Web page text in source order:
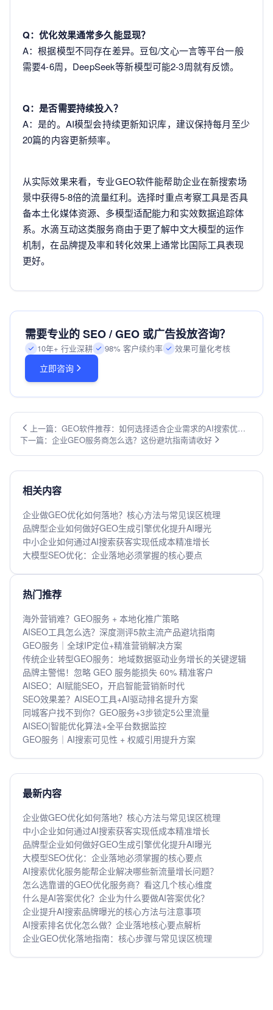
Q：优化效果通常多久能显现？
A：根据模型不同存在差异。豆包/文心一言等平台一般
需要4-6周，DeepSeek等新模型可能2-3周就有反馈。
Q：是否需要持续投入？
A：是的。AI模型会持续更新知识库，建议保持每月至少
20篇的内容更新频率。
从实际效果来看，专业GEO软件能帮助企业在新搜索场
景中获得5-8倍的流量红利。选择时重点考察工具是否具
备本土化媒体资源、多模型适配能力和实效数据追踪体
系。水滴互动这类服务商由于更了解中文大模型的运作
机制，在品牌提及率和转化效果上通常比国际工具表现
更好。
需要专业的 SEO / GEO 或广告投放咨询？
10年+ 行业深耕 98% 客户续约率 效果可量化考核
立即咨询
上一篇：GEO软件推荐：如何选择适合企业需求的AI搜索优化
工具
下一篇：企业GEO服务商怎么选？这份避坑指南请收好
相关内容
企业做GEO优化如何落地？核心方法与常见误区梳理
品牌型企业如何做好GEO生成引擎优化提升AI曝光
中小企业如何通过AI搜索获客实现低成本精准增长
大模型SEO优化：企业落地必须掌握的核心要点
热门推荐
海外营销难？GEO服务 + 本地化推广策略
AISEO工具怎么选？深度测评5款主流产品避坑指南
GEO服务｜全球IP定位+精准营销解决方案
传统企业转型GEO服务：地域数据驱动业务增长的关键逻辑
品牌主警惕！忽略 GEO 服务能损失 60% 精准客户
AISEO：AI赋能SEO，开启智能营销新时代
SEO效果差？AISEO工具+AI驱动排名提升方案
同城客户找不到你？GEO服务+3步锁定5公里流量
AISEO|智能优化算法+全平台数据监控
GEO服务｜AI搜索可见性 + 权威引用提升方案
最新内容
企业做GEO优化如何落地？核心方法与常见误区梳理
中小企业如何通过AI搜索获客实现低成本精准增长
品牌型企业如何做好GEO生成引擎优化提升AI曝光
大模型SEO优化：企业落地必须掌握的核心要点
AI搜索优化服务能帮企业解决哪些新流量增长问题？
怎么选靠谱的GEO优化服务商？看这几个核心维度
什么是AI答案优化？企业为什么要做AI答案优化？
企业提升AI搜索品牌曝光的核心方法与注意事项
AI搜索排名优化怎么做？企业落地核心要点解析
企业GEO优化落地指南：核心步骤与常见误区梳理